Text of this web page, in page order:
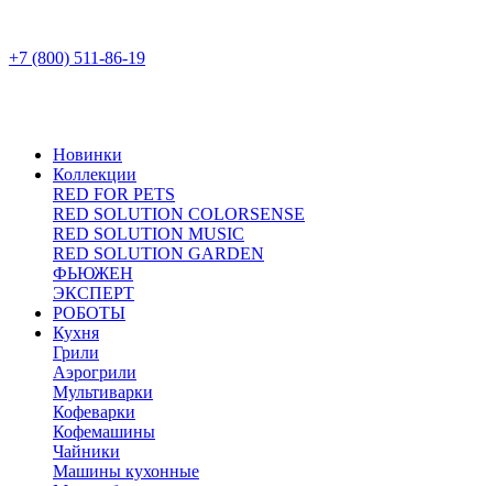
+7 (800) 511-86-19
Новинки
Коллекции
RED FOR PETS
RED SOLUTION COLORSENSE
RED SOLUTION MUSIC
RED SOLUTION GARDEN
ФЬЮЖЕН
ЭКСПЕРТ
РОБОТЫ
Кухня
Грили
Аэрогрили
Мультиварки
Кофеварки
Кофемашины
Чайники
Машины кухонные